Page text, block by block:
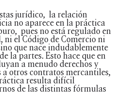
jurídico, la relación
no aparece en la práctica
pues no está regulado en
ni el Código de Comercio ni
que nace indudablemente
la partes. Esto hace que en
a menudo derechos y
otros contratos mercantiles,
resulta difícil
de las distintas fórmulas